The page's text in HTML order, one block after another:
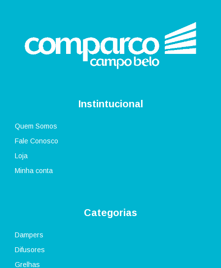
Instintucional
Quem Somos
Fale Conosco
Loja
Minha conta
Categorias
Dampers
Difusores
Grelhas